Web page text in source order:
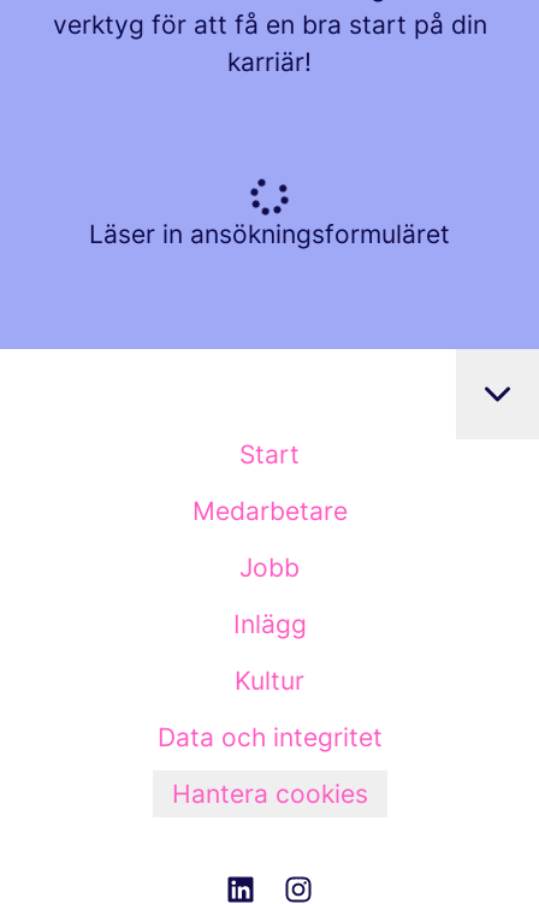
verktyg för att få en bra start på din
karriär!
Läser in ansökningsformuläret
Start
Medarbetare
Jobb
Inlägg
Kultur
Data och integritet
Hantera cookies